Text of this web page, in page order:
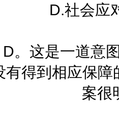
D.社会应对
这是一道意图
有得到相应保
案很